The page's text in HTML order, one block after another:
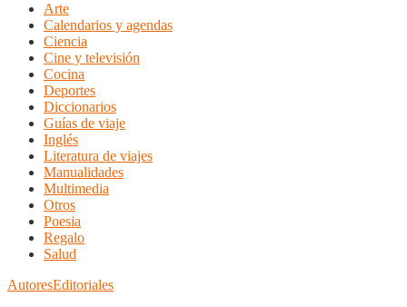
Arte
Calendarios y agendas
Ciencia
Cine y televisión
Cocina
Deportes
Diccionarios
Guías de viaje
Inglés
Literatura de viajes
Manualidades
Multimedia
Otros
Poesia
Regalo
Salud
AutoresEditoriales